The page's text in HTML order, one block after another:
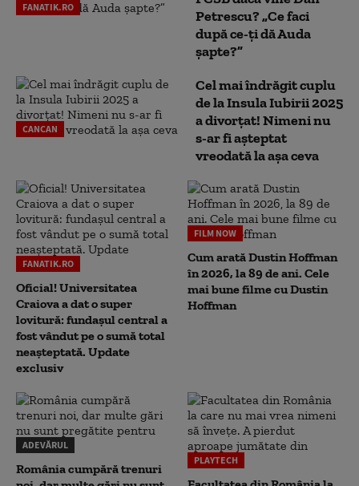
FANATIK.RO
Petrescu? „Ce faci
după ce-ți dă Auda
șapte?”
CANCAN
Cel mai îndrăgit cuplu
de la Insula Iubirii 2025
a divorțat! Nimeni nu
s-ar fi așteptat
vreodată la așa ceva
FANATIK.RO
Oficial! Universitatea
Craiova a dat o super
lovitură: fundaşul central a
fost vândut pe o sumă total
neaşteptată. Update
exclusiv
FILM NOW
Cum arată Dustin Hoffman
în 2026, la 89 de ani. Cele
mai bune filme cu Dustin
Hoffman
ADEVĂRUL
România cumpără trenuri
PLAYTECH